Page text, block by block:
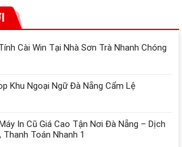
Cài Win Tại Nhà Sơn Trà Nhanh Chóng
Khu Ngoại Ngữ Đà Nẵng Cẩm Lệ
In Cũ Giá Cao Tận Nơi Đà Nẵng – Dịch
Thanh Toán Nhanh 1